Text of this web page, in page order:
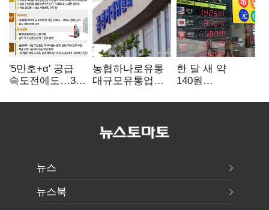
'5만호+α' 공급
속도전에도…3대
농협하나로유통
대규모유통업법
공정위, 과징금
부과
한 달 새 약
140원
엔저'에 원화
뉴스
뉴스북